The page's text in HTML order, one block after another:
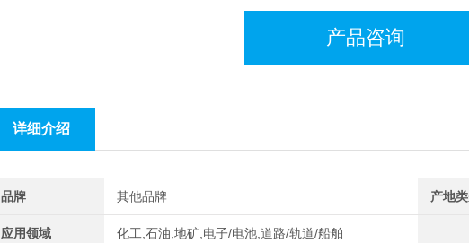
产品咨询
详细介绍
品牌 其他品牌 产地类
应用领域 化工,石油,地矿,电子/电池,道路/轨道/船舶